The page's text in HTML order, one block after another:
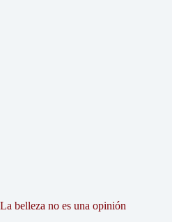
La belleza no es una opinión